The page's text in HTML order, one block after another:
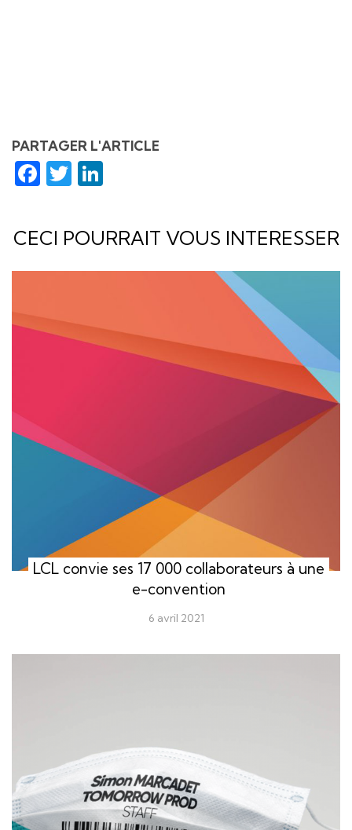
PARTAGER L'ARTICLE
Facebook
Twitter
CECI POURRAIT VOUS INTERESSER
LCL convie ses 17 000 collaborateurs à une
e-convention
6 avril 2021